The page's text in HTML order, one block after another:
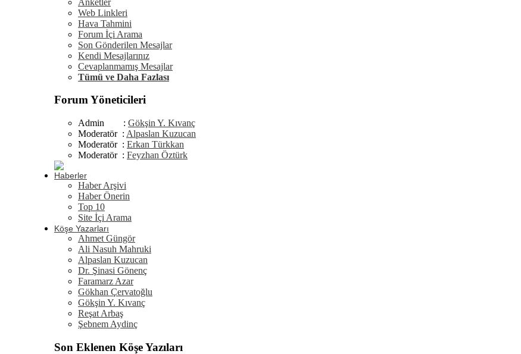
Web Linkleri
Hava Tahmini
Forum İçi Arama
Son Gönderilen Mesajlar
Kendi Mesajlarınız
Cevaplanmamış Mesajlar
Tümü ve Daha Fazlası
Forum Yöneticileri
Admin : Gökşin Y. Kıvanç
Moderatör : Alpaslan Kuzucan
Moderatör : Erkan Türkkan
Moderatör : Feyzhan Öztürk
Haberler
Haber Arşivi
Haber Önerin
Top 10
Site İçi Arama
Köşe Yazarları
Ahmet Güngör
Ali Nasuh Mahruki
Alpaslan Kuzucan
Dr. Şinasi Gönenç
Faramarz Azar
Gökhan Çervatoğlu
Gökşin Y. Kıvanç
Reşat Arbaş
Şebnem Aydinç
Son Eklenen Köşe Yazıları